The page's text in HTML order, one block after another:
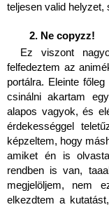
teljesen valid helyzet,
Ne copyzz!
Ez viszont
felfedeztem az
portálra. Eleinte
csinálni akartam
alapos vagyok, és
érdekességgel
képzeltem, hogy
amiket én is
rendben is van,
megjelöljem, nem
elkezdtem a